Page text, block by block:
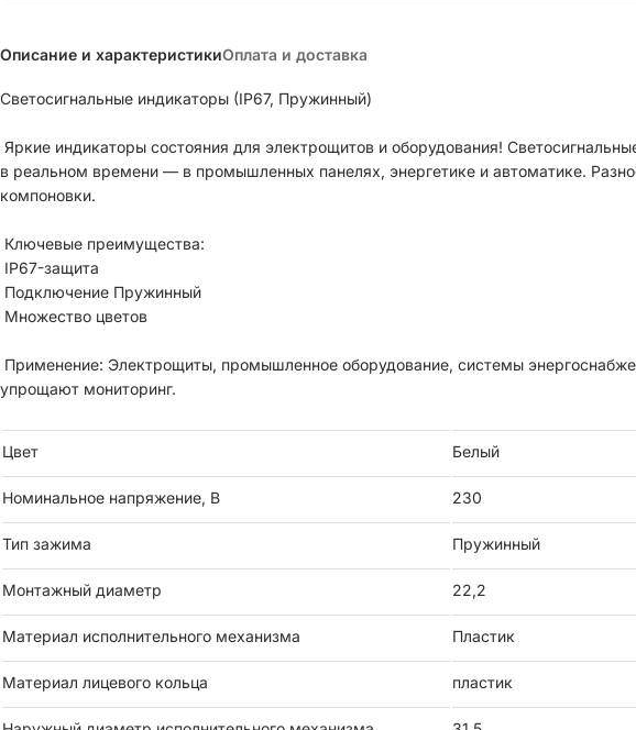
Описание и характеристикиОплата и доставка
Светосигнальные индикаторы (IP67, Пружинный)
Яркие индикаторы состояния для электрощитов и оборудования!
в реальном времени — в промышленных панелях, энергетике и автоматике.
компоновки.
Ключевые преимущества:
IP67-защита
Подключение Пружинный
Множество цветов
Применение: Электрощиты, промышленное оборудование, системы
упрощают мониторинг.
Цвет Белый
Номинальное напряжение, В 230
Тип зажима Пружинный
Монтажный диаметр 22,2
Материал исполнительного механизма Пластик
Материал лицевого кольца пластик